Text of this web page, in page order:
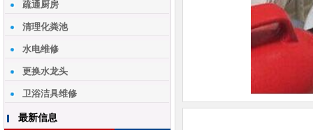
疏通厨房
清理化粪池
水电维修
更换水龙头
卫浴洁具维修
最新信息